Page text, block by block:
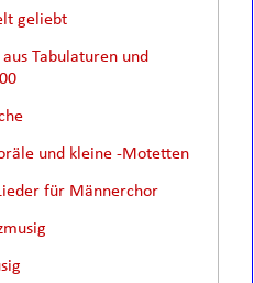
geliebt
Tabulaturen und
und kleine -Motetten
für Männerchor